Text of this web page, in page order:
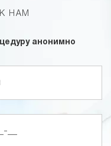
НАМ
анонимно